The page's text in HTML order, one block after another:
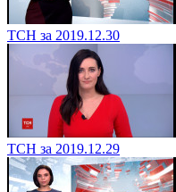
ТСН за 2019.12.30
ТСН за 2019.12.29